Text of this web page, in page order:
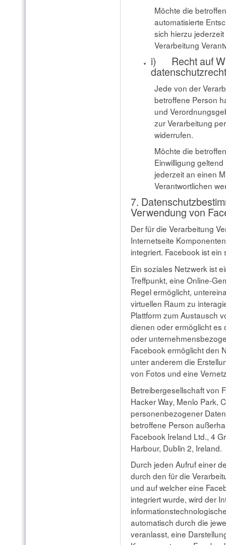
Möchte die
automatisierte
sich hierzu
Verarbeitung
i) Recht auf
Jede von der
betroffene Person
und
zur Verarbeitung
widerrufen.
Möchte die
Einwilligung
jederzeit an einen
Verantwortlichen
7.
Verwendung von
Der für die Verarbeitung
Internetseite
integriert. Facebook ist ein
Ein soziales Netzwerk ist
Treffpunkt, eine Online-
Regel ermöglicht,
virtuellen Raum zu
Plattform zum Austausch
dienen oder ermöglicht es
oder
Facebook ermöglicht den
unter anderem die
von Fotos und eine
Betreibergesellschaft von
Hacker Way, Menlo Park,
personenbezogener
betroffene Person
Facebook Ireland Ltd., 4
Harbour, Dublin 2, Ireland.
Durch jeden Aufruf einer
durch den für die
und auf welcher eine
integriert wurde, wird der
automatisch durch die
veranlasst, eine